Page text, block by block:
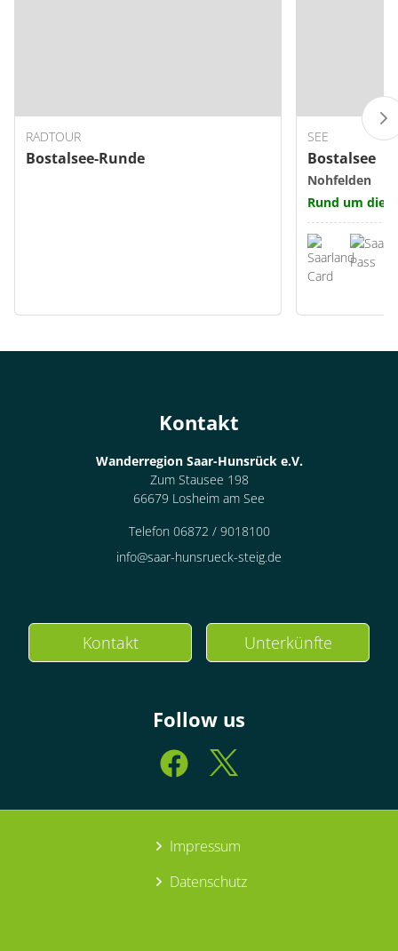
RADTOUR
Bostalsee-Runde
SEE
Bostalsee
Nohfelden
Rund um die
Kontakt
Wanderregion Saar-Hunsrück e.V.
Zum Stausee 198
66679 Losheim am See
Telefon 06872 / 9018100
info@saar-hunsrueck-steig.de
Kontakt Unterkünfte
Follow us
Impressum
Datenschutz